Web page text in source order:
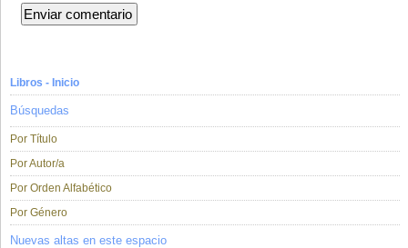
Libros - Inicio
Búsquedas
Por Título
Por Autor/a
Por Orden Alfabético
Por Género
Nuevas altas en este espacio